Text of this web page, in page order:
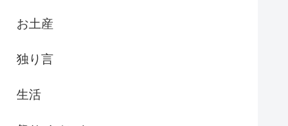
お土産
独り言
生活